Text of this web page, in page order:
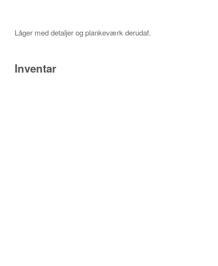
Låger med detaljer og plankeværk derudaf.
Inventar